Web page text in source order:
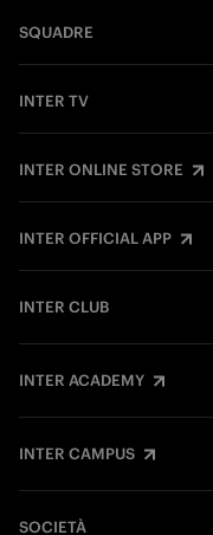
SQUADRE
INTER TV
INTER ONLINE STORE
INTER OFFICIAL APP
INTER CLUB
INTER ACADEMY
INTER CAMPUS
SOCIETÀ